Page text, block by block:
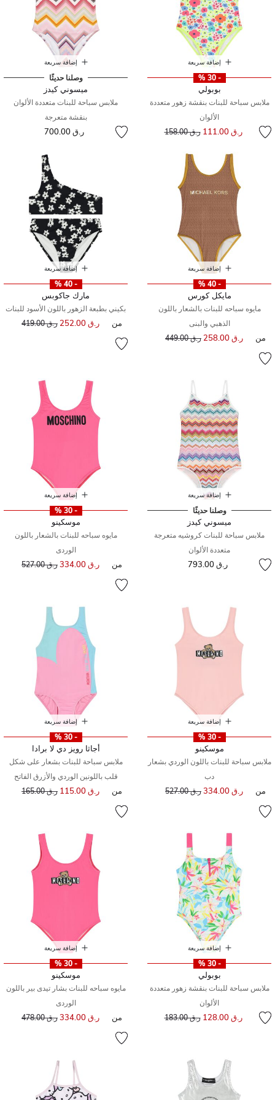
إضافة سريعة
- 30 %
بوبولي
ملابس سباحة للبنات بنقشة زهور متعددة
الألوان
ر.ق 111.00 سعر مخفض منر.ق 158.00
إضافة سريعة
وصلنا حديثًا
ميسوني كيدز
ملابس سباحة للبنات متعددة الألوان
بنقشة متعرجة
ر.ق 700.00
إضافة سريعة
- 40 %
مايكل كورس
مايوه سباحه للبنات بالشعار باللون
الذهبي والبنى
من ر.ق 258.00 سعر مخفض منر.ق 449.00
إضافة سريعة
- 40 %
مارك جاكوبس
بكيني بطبعة الزهور باللون الأسود للبنات
من ر.ق 252.00 سعر مخفض من
ر.ق 419.00 إلى
إضافة سريعة
وصلنا حديثًا
ميسوني كيدز
ملابس سباحة للبنات كروشيه متعرجة
متعددة الألوان
ر.ق 793.00
إضافة سريعة
- 30 %
موسكينو
مايوه سباحه للبنات بالشعار باللون
الوردى
من ر.ق 334.00 سعر مخفض من
ر.ق 527.00 إلى
إضافة سريعة
- 30 %
موسكينو
ملابس سباحة للبنات باللون الوردي بشعار
دب
من ر.ق 334.00 سعر مخفض منر.ق 527.00
إضافة سريعة
- 30 %
أجاثا رويز دي لا برادا
ملابس سباحة للبنات بشعار على شكل
قلب باللونين الوردي والأزرق الفاتح
من ر.ق 115.00 سعر مخفض من
ر.ق 165.00 إلى
إضافة سريعة
- 30 %
بوبولي
ملابس سباحة للبنات بنقشة زهور متعددة
الألوان
ر.ق 128.00 سعر مخفض منر.ق 183.00
إضافة سريعة
- 30 %
موسكينو
مايوه سباحه للبنات بشار تيدى بير باللون
الوردى
من ر.ق 334.00 سعر مخفض من
ر.ق 478.00 إلى